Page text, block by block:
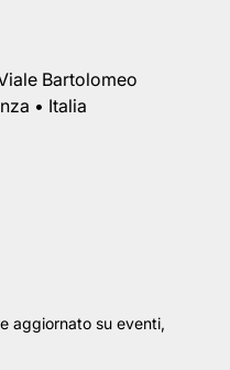
Bartolomeo
• Italia
aggiornato su eventi,